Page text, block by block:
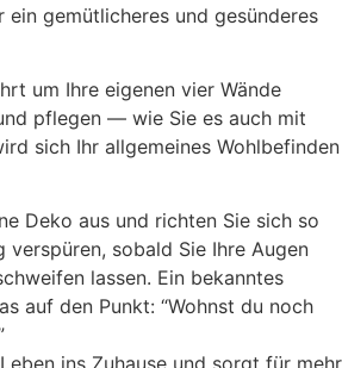
gemütlicheres und gesünderes
um Ihre eigenen vier Wände
pflegen — wie Sie es auch mit
sich Ihr allgemeines Wohlbefinden
Deko aus und richten Sie sich so
verspüren, sobald Sie Ihre Augen
lassen. Ein bekanntes
auf den Punkt: “Wohnst du noch